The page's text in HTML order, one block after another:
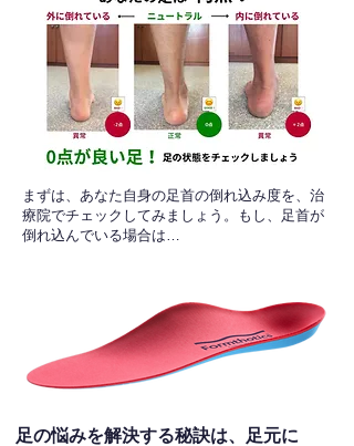
​まずは、あなた自身の足首の倒れ込み度を、治
療院でチェックしてみましょう。もし、足首が
倒れ込んでいる場合は…
足の悩みを解決する秘訣は、足元に